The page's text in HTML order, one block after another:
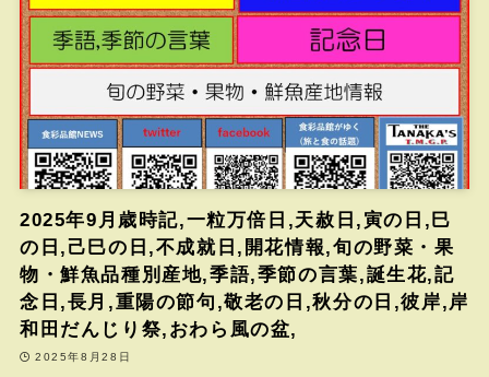
2025年9月歳時記,一粒万倍日,天赦日,寅の日,巳
の日,己巳の日,不成就日,開花情報,旬の野菜・果
物・鮮魚品種別産地,季語,季節の言葉,誕生花,記
念日,長月,重陽の節句,敬老の日,秋分の日,彼岸,岸
和田だんじり祭,おわら風の盆,
2025年8月28日